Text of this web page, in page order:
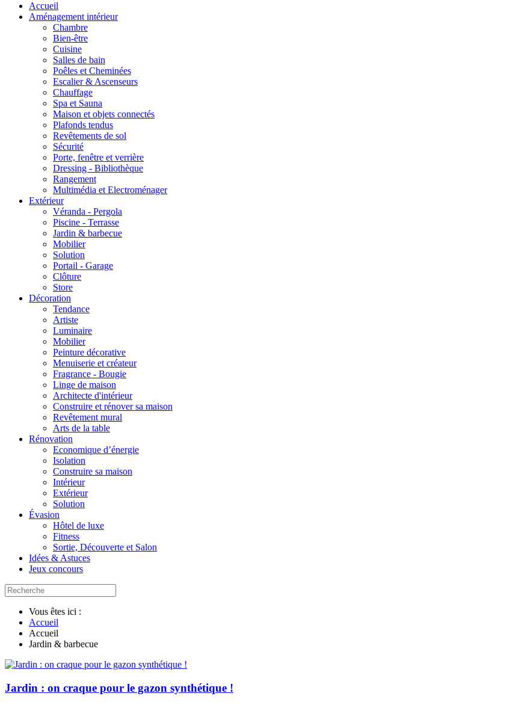
Accueil
Aménagement intérieur
Chambre
Bien-être
Cuisine
Salles de bain
Poêles et Cheminées
Escalier & Ascenseurs
Chauffage
Spa et Sauna
Maison et objets connectés
Plafonds tendus
Revêtements de sol
Sécurité
Porte, fenêtre et verrière
Dressing - Bibliothèque
Rangement
Multimédia et Electroménager
Extérieur
Véranda - Pergola
Piscine - Terrasse
Jardin & barbecue
Mobilier
Solution
Portail - Garage
Clôture
Store
Décoration
Tendance
Artiste
Luminaire
Mobilier
Peinture décorative
Menuiserie et créateur
Fragrance - Bougie
Linge de maison
Architecte d'intérieur
Construire et rénover sa maison
Revêtement mural
Arts de la table
Rénovation
Economique d’énergie
Isolation
Construire sa maison
Intérieur
Extérieur
Solution
Évasion
Hôtel de luxe
Fitness
Sortie, Découverte et Salon
Idées & Astuces
Jeux concours
Vous êtes ici :
Accueil
Accueil
Jardin & barbecue
Jardin : on craque pour le gazon synthétique !